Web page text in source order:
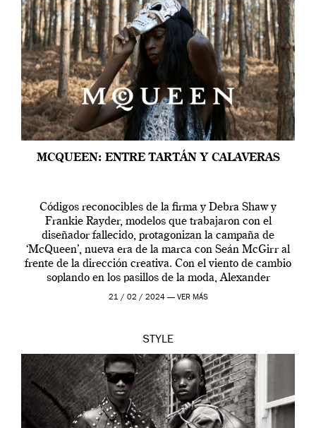
MCQUEEN: ENTRE TARTÁN Y CALAVERAS
Códigos reconocibles de la firma y Debra Shaw y
Frankie Rayder, modelos que trabajaron con el
diseñador fallecido, protagonizan la campaña de
‘McQueen’, nueva era de la marca con Seán McGirr al
frente de la dirección creativa. Con el viento de cambio
soplando en los pasillos de la moda, Alexander
McQueen se prepara para una […]
21 / 02 / 2024 — VER MÁS
STYLE